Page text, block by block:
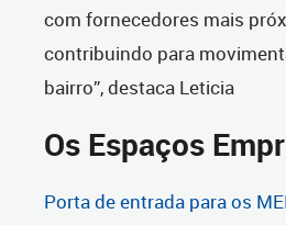
com fornecedores mais
contribuindo para
bairro”, destaca Leticia
Os Espaços
Porta de entrada para os